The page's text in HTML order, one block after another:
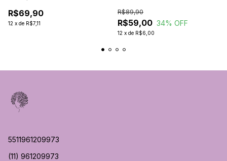
R$69,90
12 x de R$7,11 R$59,00
R$89,90
34% OFF
12 x de R$6,00
5511961209973
(11) 961209973